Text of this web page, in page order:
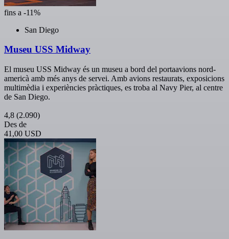
fins a -11%
San Diego
Museu USS Midway
El museu USS Midway és un museu a bord del portaavions nord-
americà amb més anys de servei. Amb avions restaurats, exposicions
multimèdia i experiències pràctiques, es troba al Navy Pier, al centre
de San Diego.
4,8 (2.090)
Des de
41,00 USD